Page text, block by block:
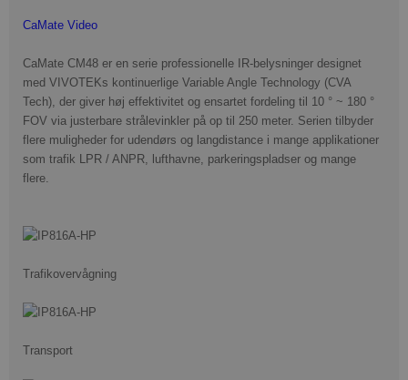
CaMate Video
CaMate CM48 er en serie professionelle IR-belysninger designet
med VIVOTEKs kontinuerlige Variable Angle Technology (CVA
Tech), der giver høj effektivitet og ensartet fordeling til 10 ° ~ 180 °
FOV via justerbare strålevinkler på op til 250 meter. Serien tilbyder
flere muligheder for udendørs og langdistance i mange applikationer
som trafik LPR / ANPR, lufthavne, parkeringspladser og mange
flere.
Trafikovervågning
Transport